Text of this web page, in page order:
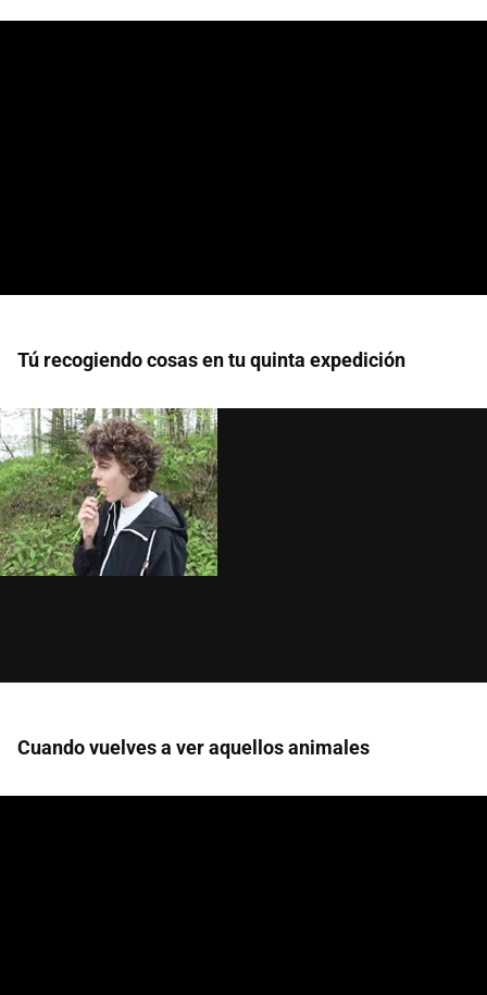
Tú recogiendo cosas en tu quinta expedición
Cuando vuelves a ver aquellos animales